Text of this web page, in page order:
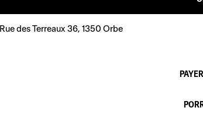
Rue des Terreaux 36, 1350 Orbe